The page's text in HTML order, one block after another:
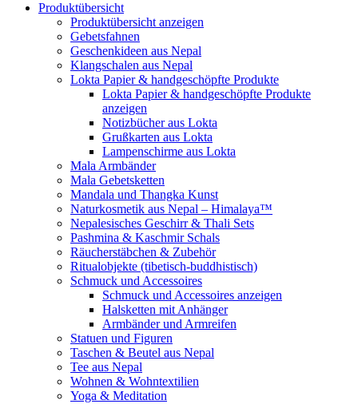
Produktübersicht
Produktübersicht anzeigen
Gebetsfahnen
Geschenkideen aus Nepal
Klangschalen aus Nepal
Lokta Papier & handgeschöpfte Produkte
Lokta Papier & handgeschöpfte Produkte
anzeigen
Notizbücher aus Lokta
Grußkarten aus Lokta
Lampenschirme aus Lokta
Mala Armbänder
Mala Gebetsketten
Mandala und Thangka Kunst
Naturkosmetik aus Nepal – Himalaya™
Nepalesisches Geschirr & Thali Sets
Pashmina & Kaschmir Schals
Räucherstäbchen & Zubehör
Ritualobjekte (tibetisch-buddhistisch)
Schmuck und Accessoires
Schmuck und Accessoires anzeigen
Halsketten mit Anhänger
Armbänder und Armreifen
Statuen und Figuren
Taschen & Beutel aus Nepal
Tee aus Nepal
Wohnen & Wohntextilien
Yoga & Meditation